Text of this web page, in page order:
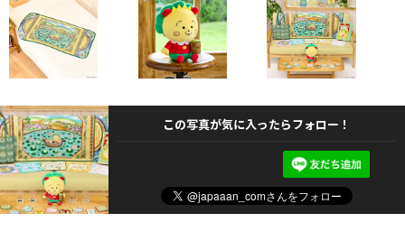
この写真が気に入ったらフォロー！